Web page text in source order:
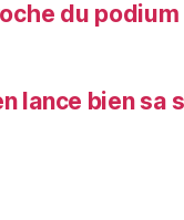
du podium
lance bien sa